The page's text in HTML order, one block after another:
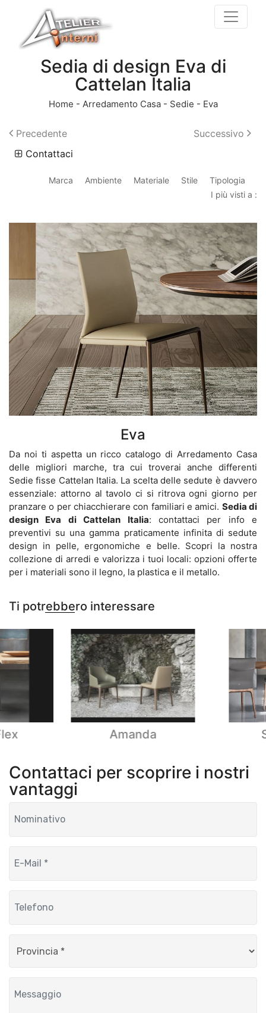
Sedia di design Eva di
Cattelan Italia
Home - Arredamento Casa- Sedie - Eva
Precedente
Successivo
Contattaci
Marca Ambiente Materiale Stile
Tipologia
I più visti a :
Eva
Da noi ti aspetta un ricco catalogo di Arredamento Casa
delle migliori marche, tra cui troverai anche differenti
Sedie fisse Cattelan Italia. La scelta delle sedute è davvero
essenziale: attorno al tavolo ci si ritrova ogni giorno per
pranzare o per chiacchierare con familiari e amici. Sedia di
design Eva di Cattelan Italia: contattaci per info e
preventivi su una gamma praticamente infinita di sedute
design in pelle, ergonomiche e belle. Scopri la nostra
collezione di arredi e valorizza i tuoi locali: opzioni offerte
per i materiali sono il legno, la plastica e il metallo.
Ti potrebbero interessare
Amanda
Contattaci per scoprire i nostri
vantaggi